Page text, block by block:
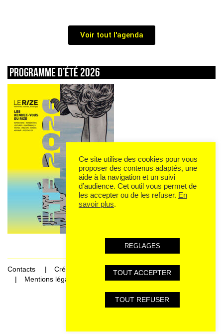
Voir tout l'agenda
Programme d’été 2026
Contacts
Crédits
Mentions légales et données personnelles
Ce site utilise des cookies pour vous
proposer des contenus adaptés, une
aide à la navigation et un suivi
d’audience. Cet outil vous permet de
les accepter ou de les refuser. En
savoir plus.
REGLAGES
TOUT ACCEPTER
TOUT REFUSER